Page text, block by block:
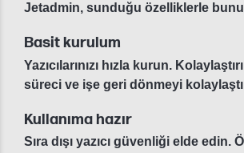
Jetadmin, sunduğu özelliklerle bunu
Basit kurulum
Yazıcılarınızı hızla kurun.
süreci ve işe geri dönmeyi
Kullanıma hazır
Sıra dışı yazıcı güvenliği elde edin.